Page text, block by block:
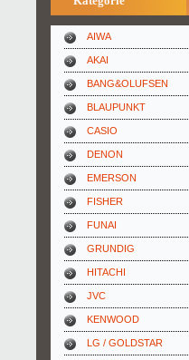
AIWA
AKAI
BANG&OLUFSEN
BLAUPUNKT
CASIO
DENON
EMERSON
FISHER
FUNAI
GRUNDIG
HITACHI
JVC
KENWOOD
LG / GOLDSTAR